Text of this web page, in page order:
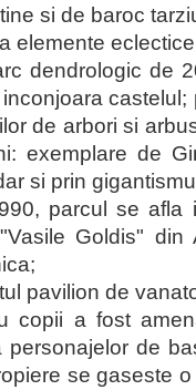
si de baroc
elemente
dendrologic de
de arbori si
exemplare de
si prin
parcul se afla
Goldis"
pavilion de
copii a fost
personajelor de
se gaseste